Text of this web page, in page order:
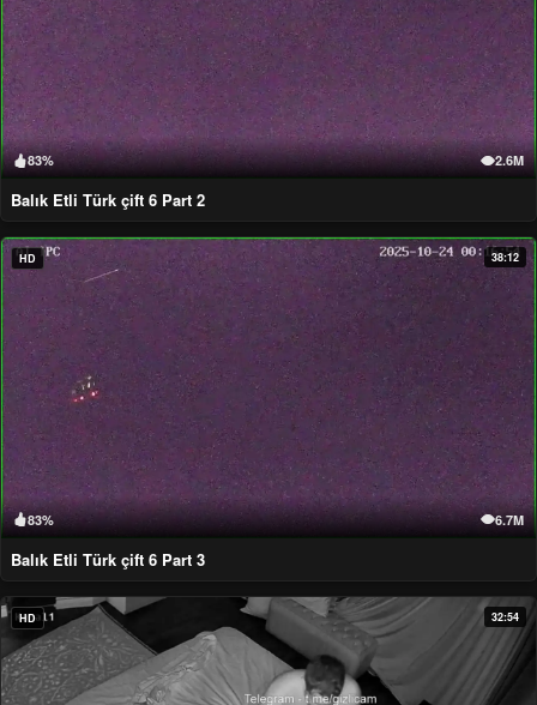
83% 2.6M
Balık Etli Türk çift 6 Part 2
HD 38:12
83% 6.7M
Balık Etli Türk çift 6 Part 3
HD 32:54